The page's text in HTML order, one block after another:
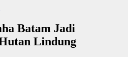
Batam Jadi
Lindung